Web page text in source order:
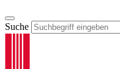
Suche